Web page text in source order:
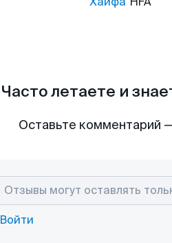
Часто летаете и
Оставьте комментарий
Войти